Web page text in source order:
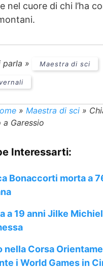
nel cuore di chi l’ha
parla » Maestra di sci
» Maestra di sci »
Garessio
Interessarti:
Bonaccorti morta a
a 19 anni Jilke
nella Corsa
i World Games in